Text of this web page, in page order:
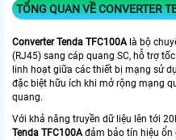
TỔNG QUAN VỀ CONVERTER
Converter Tenda TFC100Alà bộ
(RJ45) sang cáp quang SC, hỗ trợ
linh hoạt giữa các thiết bị mạng sử
đặc biệt hữu ích khi mở rộng mạng
quang.
Với khả năng truyền dữ liệu lên tới
Tenda TFC100Ađảm bảo tín hiệu ổn